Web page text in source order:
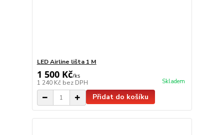
LED Airline lišta 1 M
1 500 Kč/ks
1 240 Kč bez DPH Skladem
Přidat do košíku